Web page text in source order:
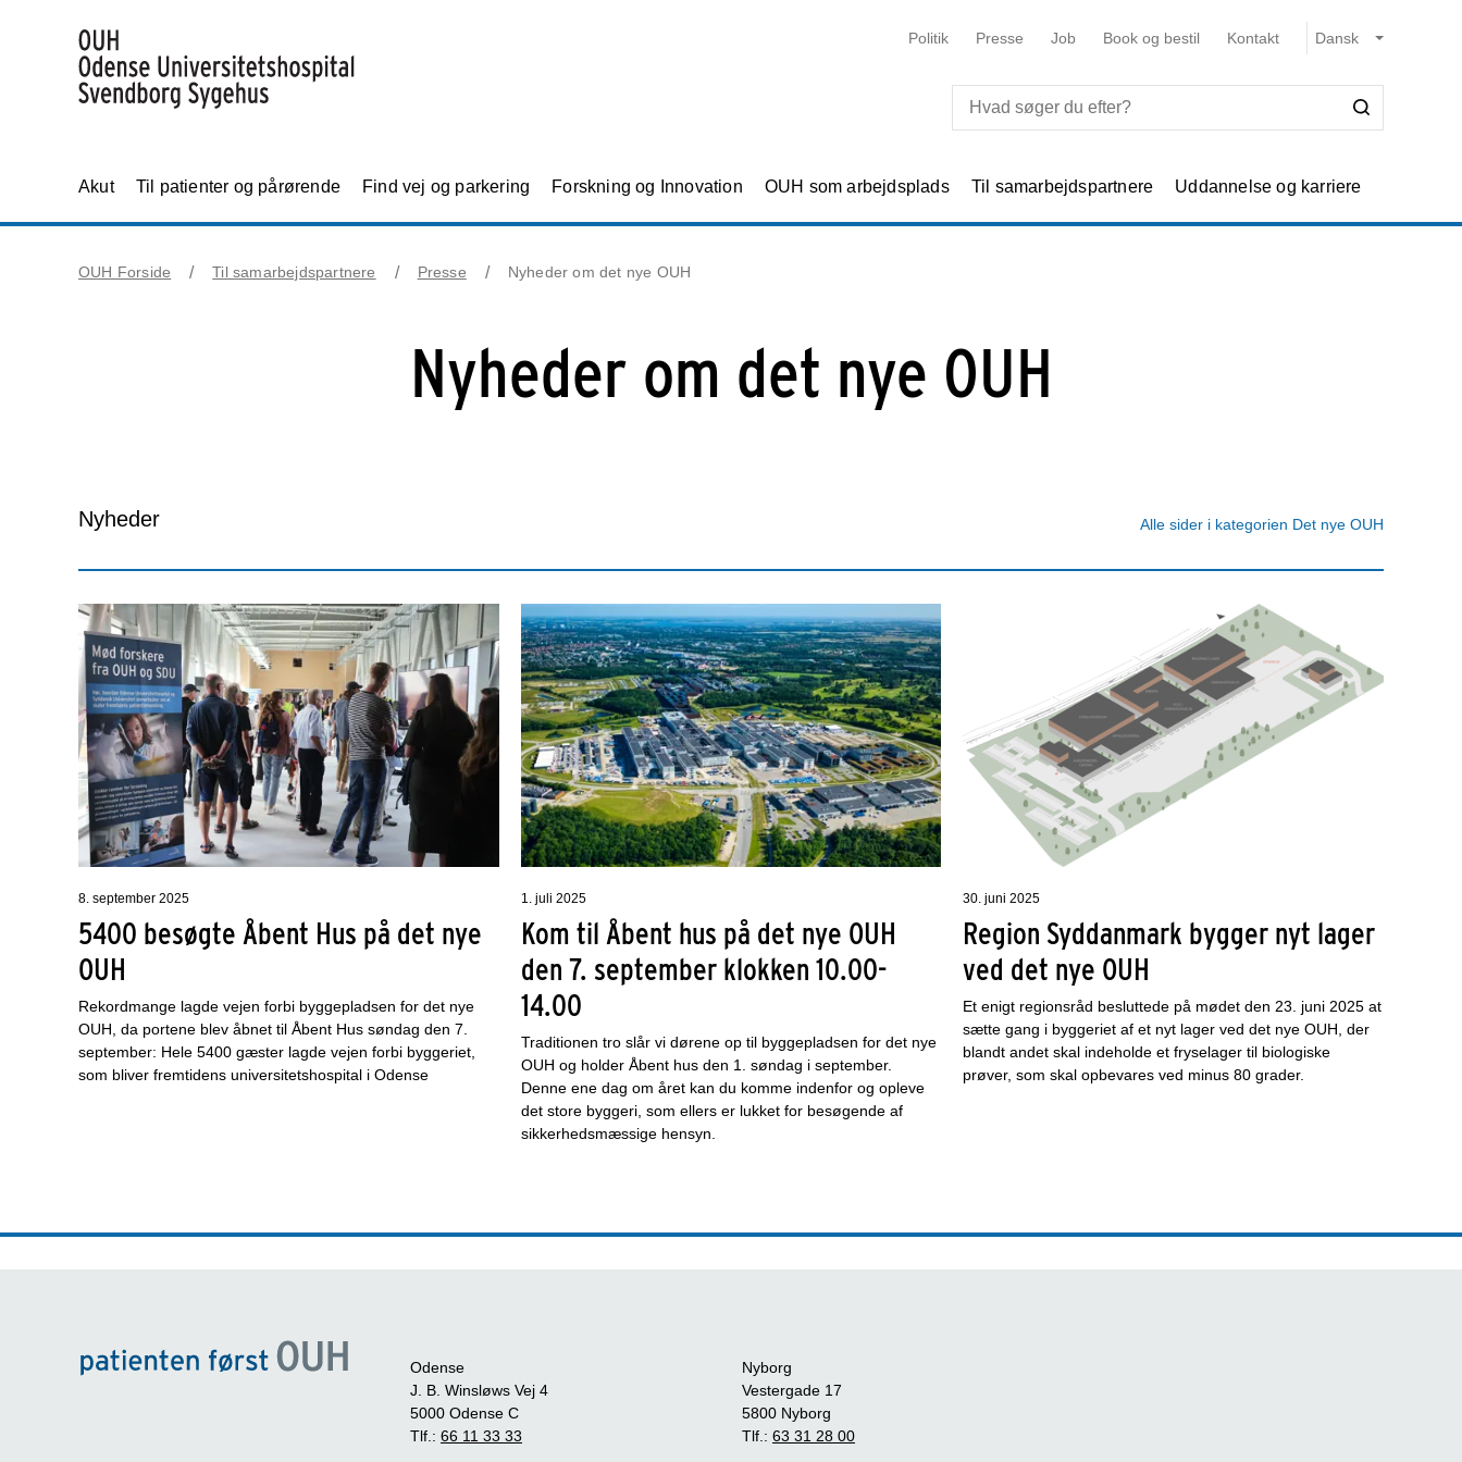
Politik Presse Job Book og bestil Kontakt
Akut Til patienter og pårørende Find vej og parkering Forskning og Innovation OUH som arbejdsplads Til samarbejdspartnere Uddannelse og karriere
OUH Forside Til samarbejdspartnere Presse Nyheder om det nye OUH
Nyheder om det nye OUH
Nyheder Alle sider i kategorien Det nye OUH
8. september 2025
5400 besøgte Åbent Hus på det nye
OUH
Rekordmange lagde vejen forbi byggepladsen for det nye
OUH, da portene blev åbnet til Åbent Hus søndag den 7.
september: Hele 5400 gæster lagde vejen forbi byggeriet,
som bliver fremtidens universitetshospital i Odense
1. juli 2025
Kom til Åbent hus på det nye OUH
den 7. september klokken 10.00-
14.00
Traditionen tro slår vi dørene op til byggepladsen for det nye
OUH og holder Åbent hus den 1. søndag i september.
Denne ene dag om året kan du komme indenfor og opleve
det store byggeri, som ellers er lukket for besøgende af
sikkerhedsmæssige hensyn.
30. juni 2025
Region Syddanmark bygger nyt lager
ved det nye OUH
Et enigt regionsråd besluttede på mødet den 23. juni 2025 at
sætte gang i byggeriet af et nyt lager ved det nye OUH, der
blandt andet skal indeholde et fryselager til biologiske
prøver, som skal opbevares ved minus 80 grader.
Odense
J. B. Winsløws Vej 4
5000 Odense C
Tlf.: 66 11 33 33
Nyborg
Vestergade 17
5800 Nyborg
Tlf.: 63 31 28 00